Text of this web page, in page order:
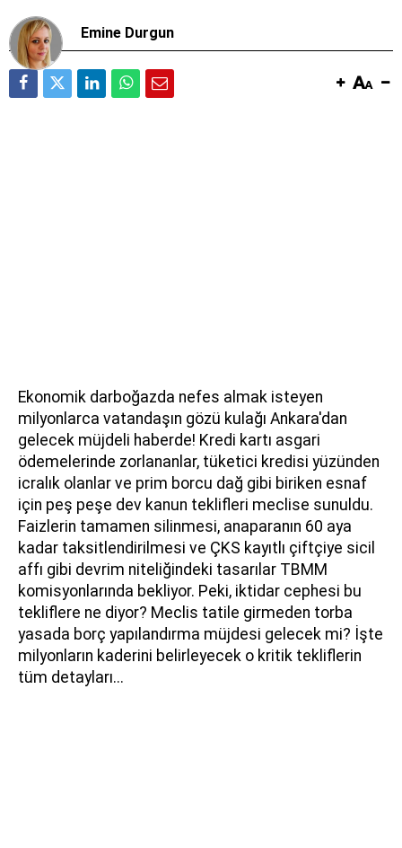
Emine Durgun
Ekonomik darboğazda nefes almak isteyen
milyonlarca vatandaşın gözü kulağı Ankara'dan
gelecek müjdeli haberde! Kredi kartı asgari
ödemelerinde zorlananlar, tüketici kredisi yüzünden
icralık olanlar ve prim borcu dağ gibi biriken esnaf
için peş peşe dev kanun teklifleri meclise sunuldu.
Faizlerin tamamen silinmesi, anaparanın 60 aya
kadar taksitlendirilmesi ve ÇKS kayıtlı çiftçiye sicil
affı gibi devrim niteliğindeki tasarılar TBMM
komisyonlarında bekliyor. Peki, iktidar cephesi bu
tekliflere ne diyor? Meclis tatile girmeden torba
yasada borç yapılandırma müjdesi gelecek mi? İşte
milyonların kaderini belirleyecek o kritik tekliflerin
tüm detayları...